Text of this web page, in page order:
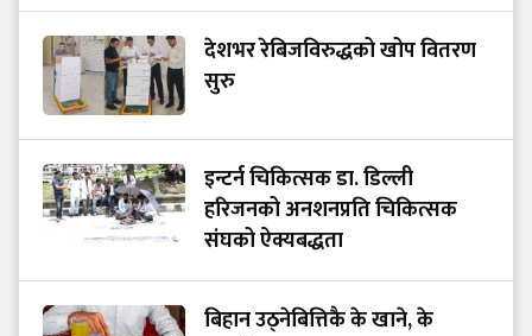
देशभर रेबिजविरुद्धको खोप वितरण
सुरु
इन्टर्न चिकित्सक डा. डिल्ली
हरिजनको अनशनप्रति चिकित्सक
संघको ऐक्यबद्धता
बिहान उठ्नेबित्तिकै के खाने, के